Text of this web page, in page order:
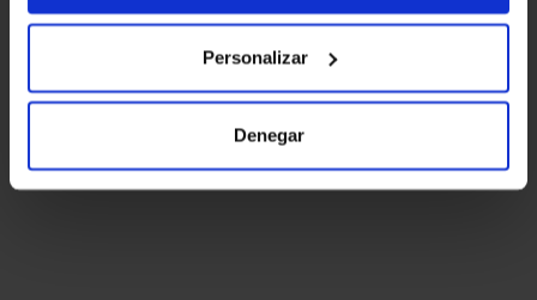
Personalizar
Denegar